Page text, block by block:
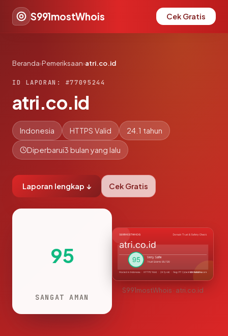
S991mostWhois Cek Gratis
Beranda›Pemeriksaan›atri.co.id
ID LAPORAN: #77095244
atri.co.id
Indonesia HTTPS Valid 24.1 tahun
Diperbarui3 bulan yang lalu
Laporan lengkap ↓ Cek Gratis
95
SANGAT AMAN
S991mostWhois · atri.co.id